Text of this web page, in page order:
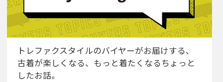
トレファクスタイルのバイヤーがお届けする、
古着が楽しくなる、もっと着たくなるちょっと
したお話。